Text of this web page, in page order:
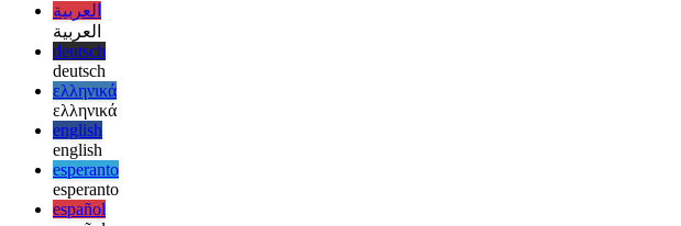
afrikaans
afrikaans
العربية
العربية
deutsch
deutsch
ελληνικά
ελληνικά
english
english
esperanto